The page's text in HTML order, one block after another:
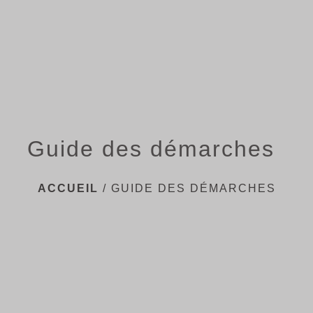
Guide des démarches
ACCUEIL / GUIDE DES DÉMARCHES